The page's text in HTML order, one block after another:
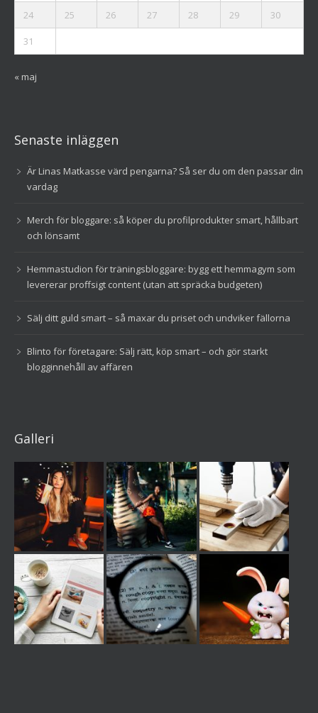
24 25 26 27 28 29 30
31
« maj
Senaste inläggen
Är Linas Matkasse värd pengarna? Så ser du om den passar din
vardag
Merch för bloggare: så köper du profilprodukter smart, hållbart
och lönsamt
Hemmastudion för träningsbloggare: bygg ett hemmagym som
levererar proffsigt content (utan att spräcka budgeten)
Sälj ditt guld smart – så maxar du priset och undviker fällorna
Blinto för företagare: Sälj rätt, köp smart – och gör starkt
blogginnehåll av affären
Galleri